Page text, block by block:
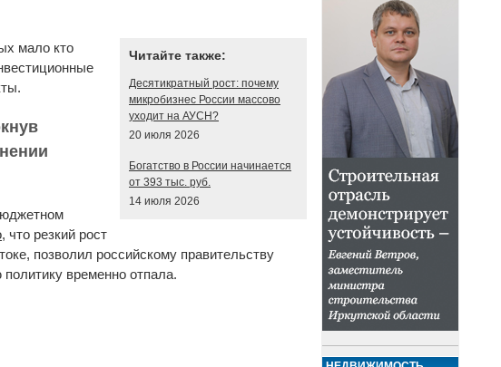
Читайте также:
Десятикратный рост: почему
микробизнес России массово
уходит на АУСН?
20 июля 2026
Богатство в России начинается
от 393 тыс. руб.
14 июля 2026
мало кто
, что резкий рост
позволил российскому правительству
временно отпала.